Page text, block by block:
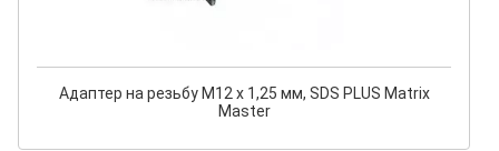
Адаптер на резьбу М12 х 1,25 мм, SDS PLUS Matrix
Master